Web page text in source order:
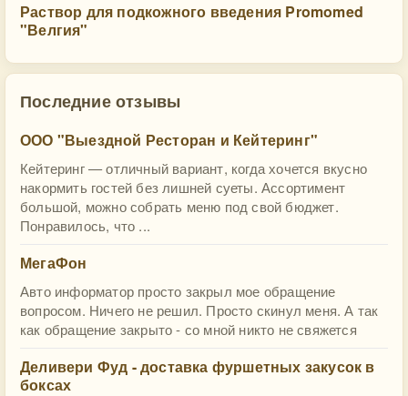
Раствор для подкожного введения Promomed
"Велгия"
Последние отзывы
ООО "Выездной Ресторан и Кейтеринг"
Кейтеринг — отличный вариант, когда хочется вкусно
накормить гостей без лишней суеты. Ассортимент
большой, можно собрать меню под свой бюджет.
Понравилось, что ...
МегаФон
Авто информатор просто закрыл мое обращение
вопросом. Ничего не решил. Просто скинул меня. А так
как обращение закрыто - со мной никто не свяжется
Деливери Фуд - доставка фуршетных закусок в
боксах